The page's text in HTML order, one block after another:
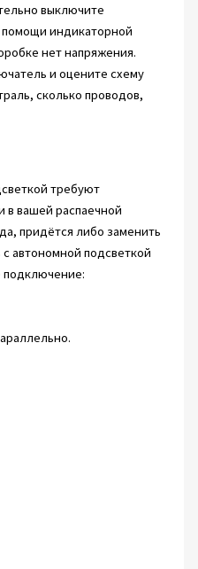
выключите
индикаторной
нет напряжения.
и оцените схему
сколько проводов,
требуют
в вашей распаечной
придётся либо заменить
автономной подсветкой
подключение: